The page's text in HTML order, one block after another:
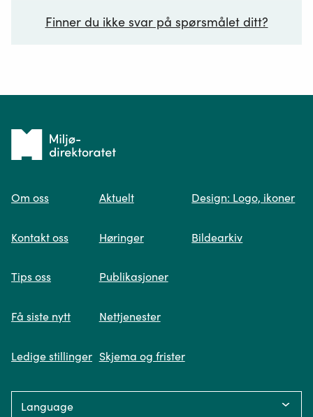
Finner du ikke svar på spørsmålet ditt?
Spør oss
søk og viser deg vår mest relevante
Trykk på knappen under og fyll inn
Tilbake
forsiden
Om oss
Kontakt oss
Tips oss
Få siste nytt
Ledige stillinger
Aktuelt
Høringer
Publikasjoner
Nettjenester
Skjema og frister
Design: Logo, ikoner
Bildearkiv